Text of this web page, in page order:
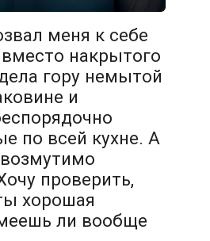
меня к себе
накрытого
гору немытой
и
по всей кухне. А
проверить,
хорошая
ли вообще